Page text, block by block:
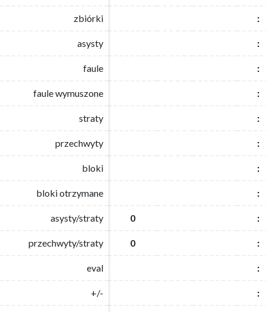
zbiórki :
asysty :
faule :
faule wymuszone :
straty :
przechwyty :
bloki :
bloki otrzymane :
asysty/straty 0 :
przechwyty/straty 0 :
eval :
+/- :
zbiórki :
asysty :
faule :
faule wymuszone :
straty :
przechwyty :
bloki :
bloki otrzymane :
asysty/straty 0 :
przechwyty/straty 0 :
eval :
+/- :